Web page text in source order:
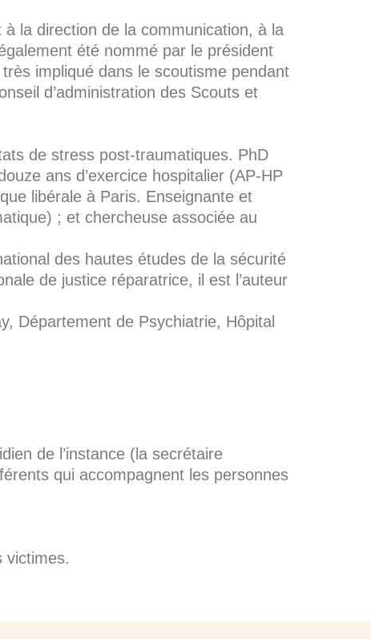
la direction de la communication, à la
été nommé par le président
impliqué dans le scoutisme pendant
d’administration des Scouts et
de stress post-traumatiques. PhD
ans d’exercice hospitalier (AP-HP
libérale à Paris. Enseignante et
; et chercheuse associée au
des hautes études de la sécurité
de justice réparatrice, il est l’auteur
Département de Psychiatrie, Hôpital
de l’instance (la secrétaire
qui accompagnent les personnes
victimes.